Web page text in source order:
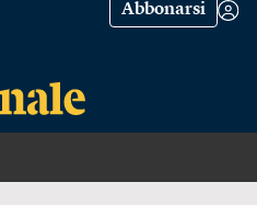
Abbonarsi